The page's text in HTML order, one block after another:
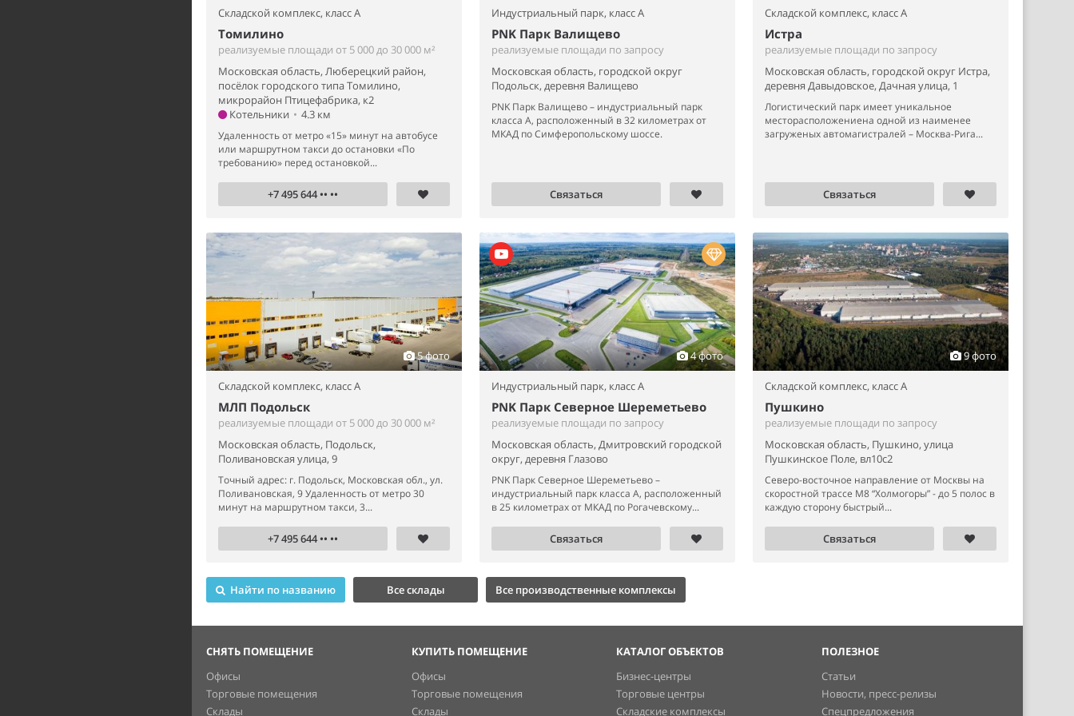
Складской комплекс, класс A
Томилино
реализуемые площади от 5 000 до 30 000 м²
Московская область, Люберецкий район,
посёлок городского типа Томилино,
микрорайон Птицефабрика, к2
Котельники • 4.3 км
Удаленность от метро «15» минут на автобусе
или маршрутном такси до остановки «По
требованию» перед остановкой...
+7 495 644 •• ••
Индустриальный парк, класс A
PNK Парк Валищево
реализуемые площади по запросу
Московская область, городской округ
Подольск, деревня Валищево
PNK Парк Валищево – индустриальный парк
класса А, расположенный в 32 километрах от
МКАД по Симферопольскому шоссе.
Связаться
Складской комплекс, класс A
Истра
реализуемые площади по запросу
Московская область, городской округ Истра,
деревня Давыдовское, Дачная улица, 1
Логистический парк имеет уникальное
месторасположениена одной из наименее
загруженых автомагистралей – Москва-Рига...
Связаться
5 фото
Складской комплекс, класс A
МЛП Подольск
реализуемые площади от 5 000 до 30 000 м²
Московская область, Подольск,
Поливановская улица, 9
Точный адрес: г. Подольск, Московская обл., ул.
Поливановская, 9 Удаленность от метро 30
минут на маршрутном такси, 3...
+7 495 644 •• ••
4 фото
Индустриальный парк, класс A
PNK Парк Северное Шереметьево
реализуемые площади по запросу
Московская область, Дмитровский городской
округ, деревня Глазово
PNK Парк Северное Шереметьево –
индустриальный парк класса А, расположенный
в 25 километрах от МКАД по Рогачевскому...
Связаться
9 фото
Складской комплекс, класс A
Пушкино
реализуемые площади по запросу
Московская область, Пушкино, улица
Пушкинское Поле, вл10с2
Северо-восточное направление от Москвы на
скоростной трассе М8 “Холмогоры” - до 5 полос в
каждую сторону быстрый...
Связаться
Найти по названию Все склады Все производственные комплексы
СНЯТЬ ПОМЕЩЕНИЕ
Офисы
Торговые помещения
Склады
КУПИТЬ ПОМЕЩЕНИЕ
Офисы
Торговые помещения
Склады
КАТАЛОГ ОБЪЕКТОВ
Бизнес-центры
Торговые центры
Складские комплексы
ПОЛЕЗНОЕ
Статьи
Новости, пресс-релизы
Спецпредложения